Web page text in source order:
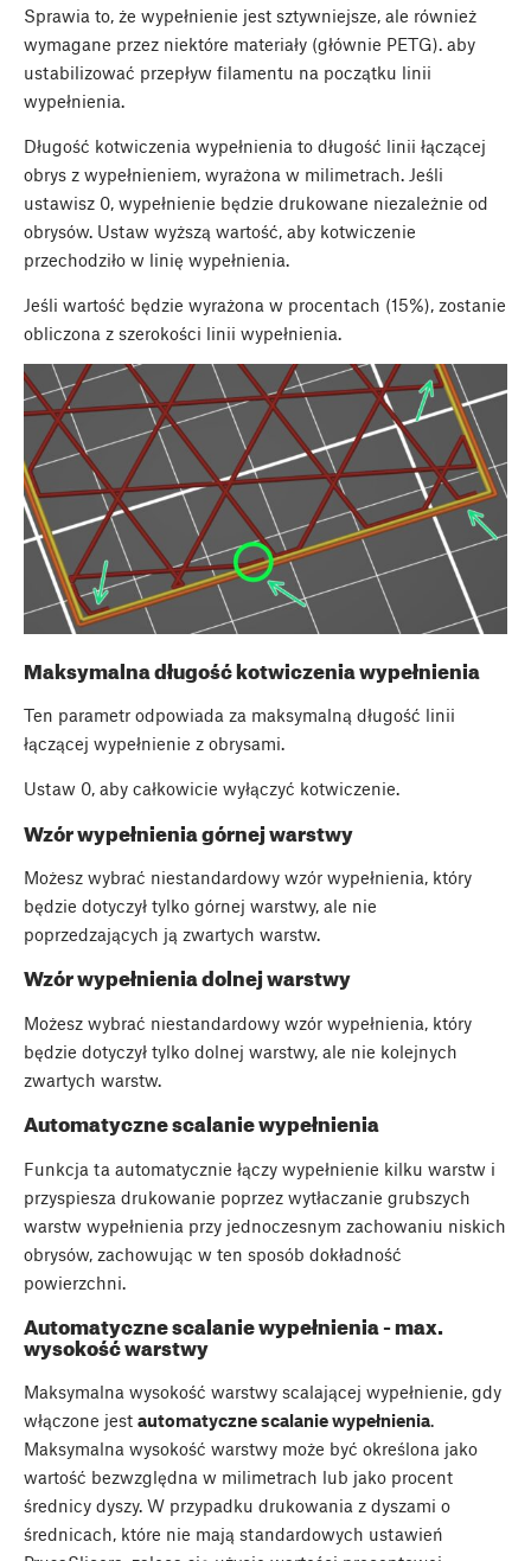
Sprawia to, że wypełnienie jest sztywniejsze, ale również
wymagane przez niektóre materiały (głównie PETG). aby
ustabilizować przepływ filamentu na początku linii
wypełnienia.
Długość kotwiczenia wypełnienia to długość linii łączącej
obrys z wypełnieniem, wyrażona w milimetrach. Jeśli
ustawisz 0, wypełnienie będzie drukowane niezależnie od
obrysów. Ustaw wyższą wartość, aby kotwiczenie
przechodziło w linię wypełnienia.
Jeśli wartość będzie wyrażona w procentach (15%), zostanie
obliczona z szerokości linii wypełnienia.
Maksymalna długość kotwiczenia wypełnienia
Ten parametr odpowiada za maksymalną długość linii
łączącej wypełnienie z obrysami.
Ustaw 0, aby całkowicie wyłączyć kotwiczenie.
Wzór wypełnienia górnej warstwy
Możesz wybrać niestandardowy wzór wypełnienia, który
będzie dotyczył tylko górnej warstwy, ale nie
poprzedzających ją zwartych warstw.
Wzór wypełnienia dolnej warstwy
Możesz wybrać niestandardowy wzór wypełnienia, który
będzie dotyczył tylko dolnej warstwy, ale nie kolejnych
zwartych warstw.
Automatyczne scalanie wypełnienia
Funkcja ta automatycznie łączy wypełnienie kilku warstw i
przyspiesza drukowanie poprzez wytłaczanie grubszych
warstw wypełnienia przy jednoczesnym zachowaniu niskich
obrysów, zachowując w ten sposób dokładność
powierzchni.
Automatyczne scalanie wypełnienia - max.
wysokość warstwy
Maksymalna wysokość warstwy scalającej wypełnienie, gdy
włączone jest automatyczne scalanie wypełnienia.
Maksymalna wysokość warstwy może być określona jako
wartość bezwzględna w milimetrach lub jako procent
średnicy dyszy. W przypadku drukowania z dyszami o
średnicach, które nie mają standardowych ustawień